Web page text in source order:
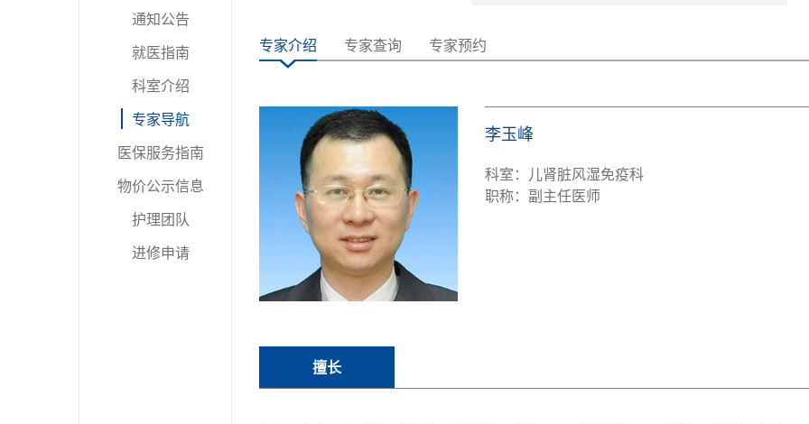
通知公告
就医指南
科室介绍
专家导航
医保服务指南
物价公示信息
护理团队
进修申请
专家介绍 专家查询 专家预约
李玉峰
科室：儿肾脏风湿免疫科
职称：副主任医师
擅长